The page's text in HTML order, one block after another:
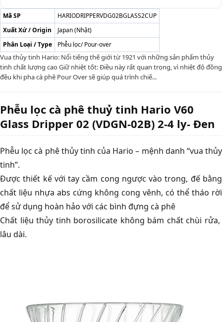
Mã SP
HARIODRIPPERVDG02BGLASS2CUP
Xuất Xứ / Origin
Japan (Nhật)
Phân Loại / Type
Phễu lọc/ Pour-over
Vua thủy tinh Hario: Nổi tiếng thế giới từ 1921 với những sản phẩm thủy
tinh chất lượng cao Giữ nhiệt tốt: Điều này rất quan trọng, vì nhiệt độ đồng
đều khi pha cà phê Pour Over sẽ giúp quá trình chiế...
Phễu lọc cà phê thuỷ tinh Hario V60
Glass Dripper 02 (VDGN-02B) 2-4 ly- Đen
Phễu lọc cà phê thủy tinh của Hario – mệnh danh “vua thủy
tinh”.
Được thiết kế với tay cầm cong ngược vào trong, đế bằng
chất liệu nhựa abs cứng không cong vênh, có thể tháo rời
để sử dụng hoàn hảo với các bình đựng cà phê
Chất liệu thủy tinh borosilicate không bám chất chùi rửa,
lâu dài.